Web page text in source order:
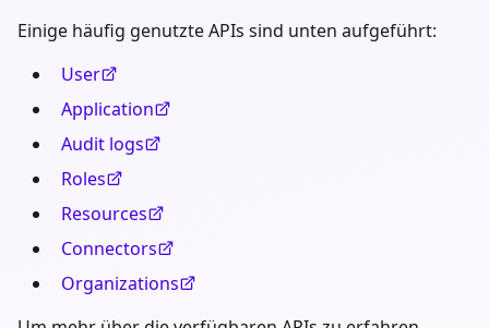
Einige häufig genutzte APIs sind unten aufgeführt:
User
Application
Audit logs
Roles
Resources
Connectors
Organizations